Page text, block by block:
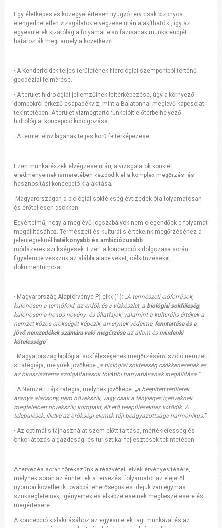
Egy életképes és közegyetértésen nyugvó terv csak bizonyos
elengedhetetlen vizsgálatok elvégzése után alakítható ki, így az
egyesületek kizárólag a folyamat első fázisának munkarendjét
határozták meg, amely a következő:
· A Kenderföldek teljes területének hidrológiai szempontból történő
geodéziai felmérése.
· A terület hidrológiai jellemzőinek feltérképezése, úgy a környező
dombokról érkező csapadékvíz, mint a Balatonnal meglevő kapcsolat
tekintetében. A terület vízmegtartó funkcióit előtérbe helyező
hidrológiai koncepció kidolgozása.
· A terület élővilágának teljes körű feltérképezése.
Ezen munkarészek elvégzése után, a vizsgálatok konkrét
eredményeinek ismeretében kezdődik el a komplex megőrzési és
hasznosítási koncepció kialakítása.
Magyarországon a biológiai sokféleség évtizedek óta folyamatosan
és erőteljesen csökken.
Egyértelmű, hogy a meglévő jogszabályok nem elegendőek e folyamat
megállításához. Természeti és kulturális értékeink megőrzéséhez a
jelenlegieknél hatékonyabb és ambiciózusabb
módszerek szükségesek. Ezért a koncepció kidolgozása során
figyelembe vesszük az alábbi alapelveket, célkitűzéseket,
dokumentumokat:
· Magyarország Alaptörvénye P) cikk (1): „A természeti erőforrások,
különösen a termőföld, az erdők és a vízkészlet, abiológiai sokféleség,
különösen a honos növény- és állatfajok, valamint a kulturális értékek a
nemzet közös örökségét képezik, amelynek védelme, fenntartása és a
jövő nemzedékek számára való megőrzése az állam és mindenki
kötelessége.”
· Magyarország biológiai sokféleségének megőrzéséről szóló nemzeti
stratégiája, melynek jövőképe „a biológiai sokféleség csökkenésének és
az ökoszisztéma szolgáltatások további hanyatlásának megállítása.”
· A Nemzeti Tájstratégia, melynek jövőképe: „a beépített területek
aránya alacsony, nem növekszik, vagy csak a tényleges igényeknek
megfelelően növekszik; kompakt, élhető településekhez kötődik. A
települések, illetve az örökségi elemek táji beágyazottsága harmonikus.”
· Az optimális tájhasználat szem előtt tartása, mértékletesség és
önkorlátozás a gazdasági és turisztikai fejlesztések tekintetében.
A tervezés során törekszünk a részvételi elvek érvényesítésére,
melynek során az érintettek a tervezési folyamatot az elejétől
nyomon követhetik továbbá lehetőségük és idejük van egymás
szükségleteinek, igényeinek és elképzeléseinek megbeszélésére és
megértésére.
A koncepció kialakításához az egyesületek tagi munkával és az